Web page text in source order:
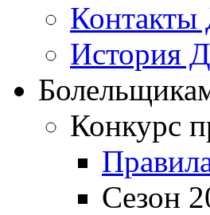
Конкурс
Сезон